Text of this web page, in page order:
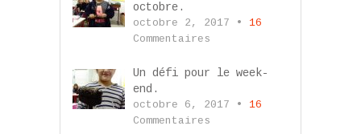
octobre.
octobre 2, 2017 • 16
Commentaires
Un défi pour le week-
end.
octobre 6, 2017 • 16
Commentaires